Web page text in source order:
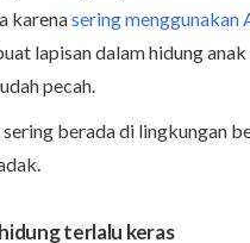
karenasering menggunakan
lapisan dalam hidung
pecah.
berada di lingkungan
terlalu keras